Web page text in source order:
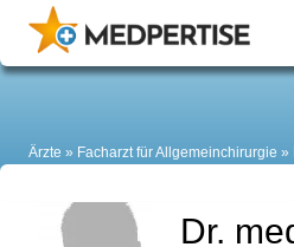
Ärzte Facharzt für Allgemeinchirurgie
Dr.